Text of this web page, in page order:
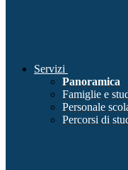
Servizi
Panoramica
Famiglie e
Personale
Percorsi di